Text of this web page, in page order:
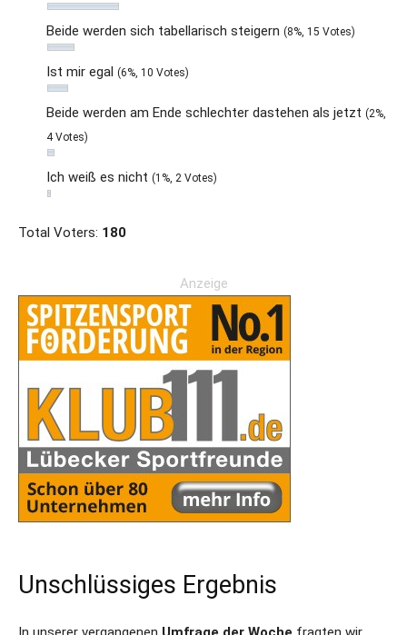
Beide werden sich tabellarisch steigern (8%, 15 Votes)
Ist mir egal (6%, 10 Votes)
Beide werden am Ende schlechter dastehen als jetzt (2%,
4 Votes)
Ich weiß es nicht (1%, 2 Votes)
Total Voters: 180
Anzeige
Unschlüssiges Ergebnis